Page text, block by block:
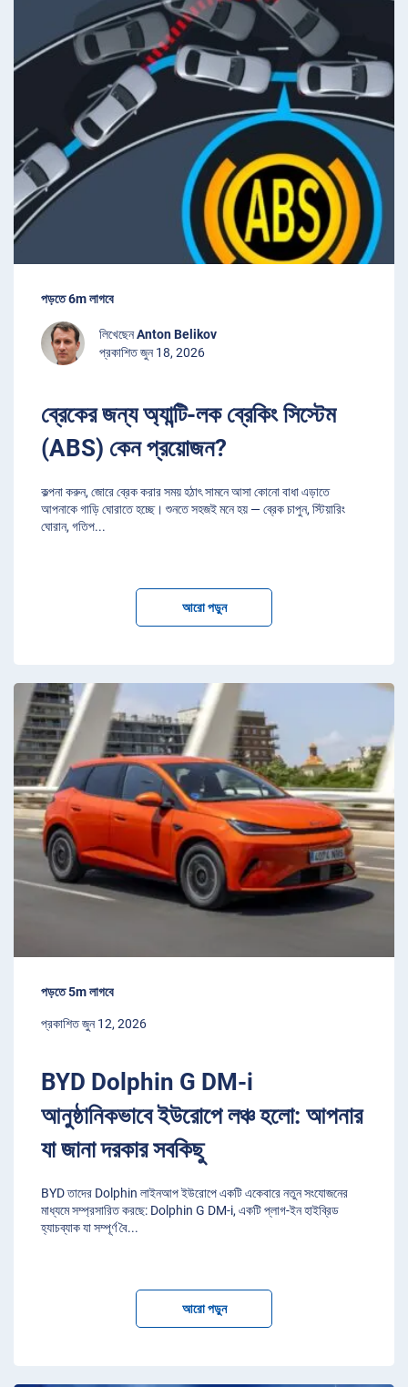
পড়তে 6m লাগবে
লিখেছেনAnton Belikov
প্রকাশিত জুন 18, 2026
ব্রেকের জন্য অ্যান্টি-লক ব্রেকিং সিস্টেম
(ABS) কেন প্রয়োজন?
কল্পনা করুন, জোরে ব্রেক করার সময় হঠাৎ সামনে আসা কোনো বাধা এড়াতে
আপনাকে গাড়ি ঘোরাতে হচ্ছে। শুনতে সহজই মনে হয় — ব্রেক চাপুন, স্টিয়ারিং
ঘোরান, গতিপ...
আরো পড়ুন
পড়তে 5m লাগবে
প্রকাশিত জুন 12, 2026
BYD Dolphin G DM-i
আনুষ্ঠানিকভাবে ইউরোপে লঞ্চ হলো: আপনার
যা জানা দরকার সবকিছু
BYD তাদের Dolphin লাইনআপ ইউরোপে একটি একেবারে নতুন সংযোজনের
মাধ্যমে সম্প্রসারিত করছে: Dolphin G DM-i, একটি প্লাগ-ইন হাইব্রিড
হ্যাচব্যাক যা সম্পূর্ণ বৈ...
আরো পড়ুন